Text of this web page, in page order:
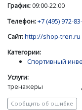
График:09:00-22:00
Телефон:+7 (495) 972-
Сайт:http://shop-tren.ru
Категории:
Спортивный
Услуги:
тренажеры
Сообщить об ошибке